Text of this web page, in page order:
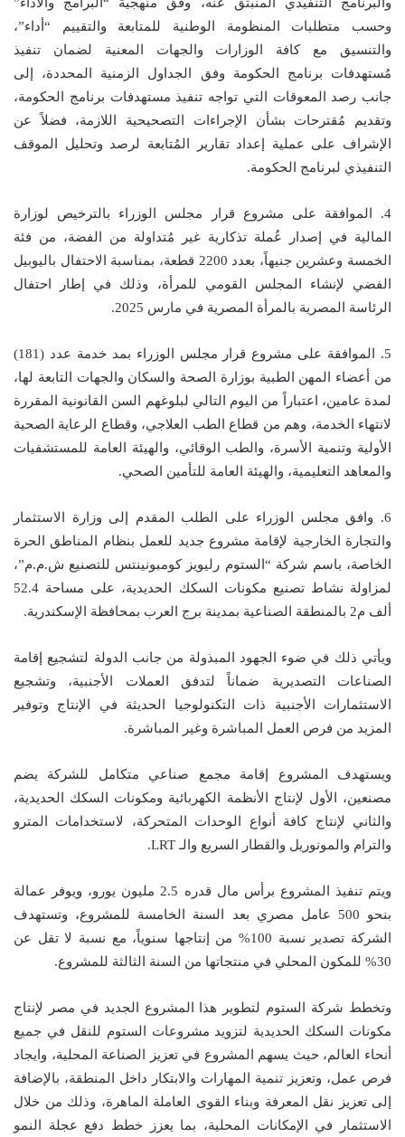
وحسب متطلبات المنظومة الوطنية للمتابعة والتقييم “أداء”،
والتنسيق مع كافة الوزارات والجهات المعنية لضمان تنفيذ
مُستهدفات برنامج الحكومة وفق الجداول الزمنية المحددة، إلى
جانب رصد المعوقات التي تواجه تنفيذ مستهدفات برنامج الحكومة،
وتقديم مُقترحات بشأن الإجراءات التصحيحية اللازمة، فضلاً عن
الإشراف على عملية إعداد تقارير المُتابعة لرصد وتحليل الموقف
التنفيذي لبرنامج الحكومة.
4. الموافقة على مشروع قرار مجلس الوزراء بالترخيص لوزارة
المالية في إصدار عُملة تذكارية غير مُتداولة من الفضة، من فئة
الخمسة وعشرين جنيهاً، بعدد 2200 قطعة، بمناسبة الاحتفال باليوبيل
الفضي لإنشاء المجلس القومي للمرأة، وذلك في إطار احتفال
الرئاسة المصرية بالمرأة المصرية في مارس 2025.
5. الموافقة على مشروع قرار مجلس الوزراء بمد خدمة عدد (181)
من أعضاء المهن الطبية بوزارة الصحة والسكان والجهات التابعة لها،
لمدة عامين، اعتباراً من اليوم التالي لبلوغهم السن القانونية المقررة
لانتهاء الخدمة، وهم من قطاع الطب العلاجي، وقطاع الرعاية الصحية
الأولية وتنمية الأسرة، والطب الوقائي، والهيئة العامة للمستشفيات
والمعاهد التعليمية، والهيئة العامة للتأمين الصحي.
6. وافق مجلس الوزراء على الطلب المقدم إلى وزارة الاستثمار
والتجارة الخارجية لإقامة مشروع جديد للعمل بنظام المناطق الحرة
الخاصة، باسم شركة “الستوم رليويز كومبونينتس للتصنيع ش.م.م”،
لمزاولة نشاط تصنيع مكونات السكك الحديدية، على مساحة 52.4
ألف م2 بالمنطقة الصناعية بمدينة برج العرب بمحافظة الإسكندرية.
ويأتي ذلك في ضوء الجهود المبذولة من جانب الدولة لتشجيع إقامة
الصناعات التصديرية ضماناً لتدفق العملات الأجنبية، وتشجيع
الاستثمارات الأجنبية ذات التكنولوجيا الحديثة في الإنتاج وتوفير
المزيد من فرص العمل المباشرة وغير المباشرة.
ويستهدف المشروع إقامة مجمع صناعي متكامل للشركة يضم
مصنعين، الأول لإنتاج الأنظمة الكهربائية ومكونات السكك الحديدية،
والثاني لإنتاج كافة أنواع الوحدات المتحركة، لاستخدامات المترو
والترام والمونوريل والقطار السريع والـ LRT.
ويتم تنفيذ المشروع برأس مال قدره 2.5 مليون يورو، ويوفر عمالة
بنحو 500 عامل مصري بعد السنة الخامسة للمشروع، وتستهدف
الشركة تصدير نسبة 100% من إنتاجها سنوياً، مع نسبة لا تقل عن
30% للمكون المحلي في منتجاتها من السنة الثالثة للمشروع.
وتخطط شركة الستوم لتطوير هذا المشروع الجديد في مصر لإنتاج
مكونات السكك الحديدية لتزويد مشروعات الستوم للنقل في جميع
أنحاء العالم، حيث يسهم المشروع في تعزيز الصناعة المحلية، وايجاد
فرص عمل، وتعزيز تنمية المهارات والابتكار داخل المنطقة، بالإضافة
إلى تعزيز نقل المعرفة وبناء القوى العاملة الماهرة، وذلك من خلال
الاستثمار في الإمكانات المحلية، بما يعزز خطط دفع عجلة النمو